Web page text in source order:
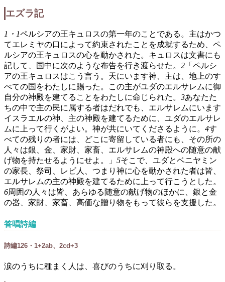
エズラ記
1・1ペルシアの王キュロスの第一年のことである。主はかつ
てエレミヤの口によって約束されたことを成就するため、ペ
ルシアの王キュロスの心を動かされた。キュロスは文書にも
記して、国中に次のような布告を行き渡らせた。 2 「ペルシ
アの王キュロスはこう言う。天にいます神、主は、地上のす
べての国をわたしに賜った。この主がユダのエルサレムに御
自分の神殿を建てることをわたしに命じられた。 3あなたた
ちの中で主の民に属する者はだれでも、エルサレムにいます
イスラエルの神、主の神殿を建てるために、ユダのエルサレ
ムに上って行くがよい。神が共にいてくださるように。 4す
べての残りの者には、どこに寄留している者にも、その所の
人々は銀、金、家財、家畜、エルサレムの神殿への随意の献
げ物を持たせるようにせよ。」 5そこで、ユダとベニヤミン
の家長、祭司、レビ人、つまり神に心を動かされた者は皆、
エルサレムの主の神殿を建てるために上って行こうとした。
6周囲の人々は皆、あらゆる随意の献げ物のほかに、銀と金
の器、家財、家畜、高価な贈り物をもって彼らを支援した。
答唱詩編
詩編126・1+2ab、2cd+3
涙のうちに種まく人は、喜びのうちに刈り取る。